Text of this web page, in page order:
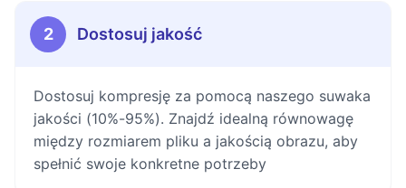
2 Dostosuj jakość
Dostosuj kompresję za pomocą naszego suwaka
jakości (10%-95%). Znajdź idealną równowagę
między rozmiarem pliku a jakością obrazu, aby
spełnić swoje konkretne potrzeby